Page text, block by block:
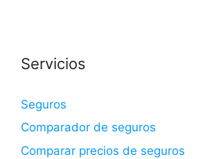
Servicios
Seguros
Comparador de seguros
Comparar precios de seguros